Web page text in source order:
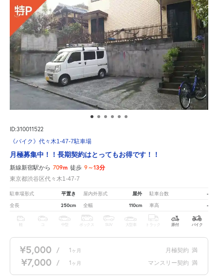
ID:310011522
《バイク》代々木1-47-7駐車場
月極募集中！！長期契約はとってもお得です！！
新線新宿駅から 709m 徒歩 9～13分
東京都渋谷区代々木1-47-7
駐車場形式 平置き 屋内外形式 屋外 駐車台数 -
全長 250cm 全幅 110cm 車高 -
軽 中型 ボックス SUV 大型車 トラック 原付 バイク
¥5,000 / 1 ヶ月 月極契約 満
¥7,000 / 1 ヶ月 マンスリー契約 満